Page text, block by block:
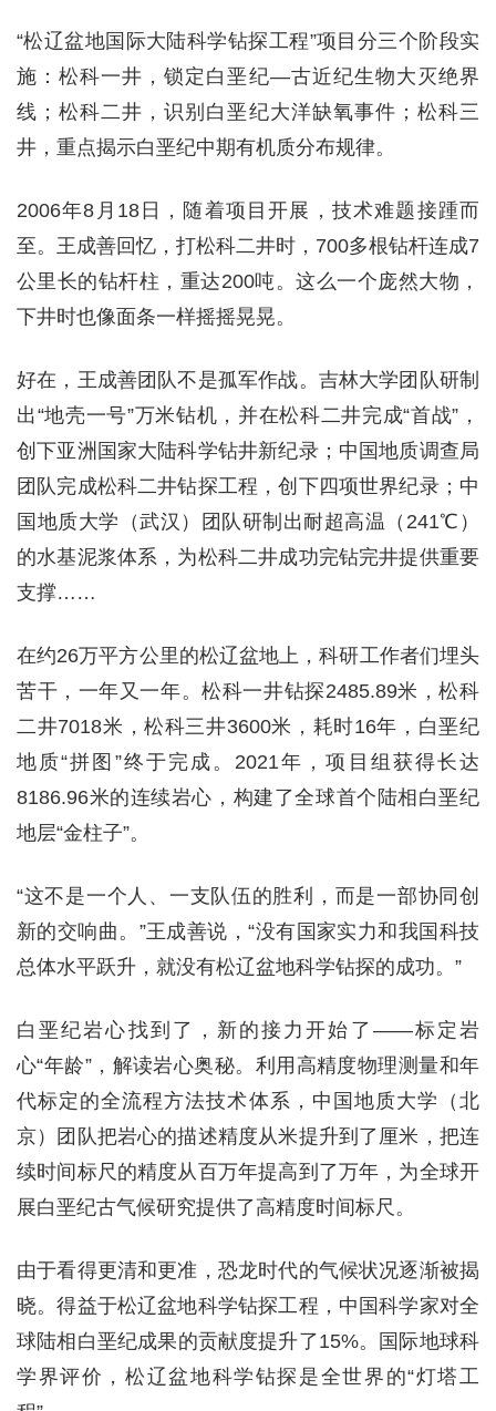
“松辽盆地国际大陆科学钻探工程”项目分三个阶段实
施：松科一井，锁定白垩纪—古近纪生物大灭绝界
线；松科二井，识别白垩纪大洋缺氧事件；松科三
井，重点揭示白垩纪中期有机质分布规律。
2006年8月18日，随着项目开展，技术难题接踵而
至。王成善回忆，打松科二井时，700多根钻杆连成7
公里长的钻杆柱，重达200吨。这么一个庞然大物，
下井时也像面条一样摇摇晃晃。
好在，王成善团队不是孤军作战。吉林大学团队研制
出“地壳一号”万米钻机，并在松科二井完成“首战”，
创下亚洲国家大陆科学钻井新纪录；中国地质调查局
团队完成松科二井钻探工程，创下四项世界纪录；中
国地质大学（武汉）团队研制出耐超高温（241℃）
的水基泥浆体系，为松科二井成功完钻完井提供重要
支撑……
在约26万平方公里的松辽盆地上，科研工作者们埋头
苦干，一年又一年。松科一井钻探2485.89米，松科
二井7018米，松科三井3600米，耗时16年，白垩纪
地质“拼图”终于完成。2021年，项目组获得长达
8186.96米的连续岩心，构建了全球首个陆相白垩纪
地层“金柱子”。
“这不是一个人、一支队伍的胜利，而是一部协同创
新的交响曲。”王成善说，“没有国家实力和我国科技
总体水平跃升，就没有松辽盆地科学钻探的成功。”
白垩纪岩心找到了，新的接力开始了——标定岩
心“年龄”，解读岩心奥秘。利用高精度物理测量和年
代标定的全流程方法技术体系，中国地质大学（北
京）团队把岩心的描述精度从米提升到了厘米，把连
续时间标尺的精度从百万年提高到了万年，为全球开
展白垩纪古气候研究提供了高精度时间标尺。
由于看得更清和更准，恐龙时代的气候状况逐渐被揭
晓。得益于松辽盆地科学钻探工程，中国科学家对全
球陆相白垩纪成果的贡献度提升了15%。国际地球科
学界评价，松辽盆地科学钻探是全世界的“灯塔工